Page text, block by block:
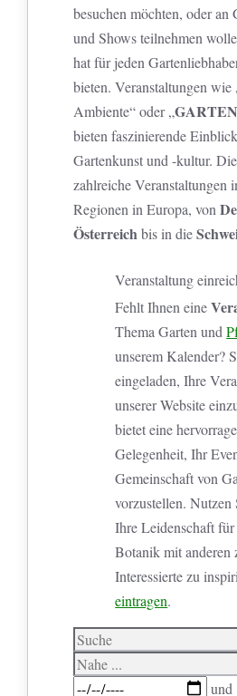
besuchen möchten, oder an
und Shows teilnehmen
hat für jeden
bieten. Veranstaltungen
Ambiente“ oder „
bieten faszinierende
Gartenkunst und -kultur.
zahlreiche Veranstaltungen
Regionen in Europa, von
Österreichbis in die
Veranstaltung
Fehlt Ihnen eine
Thema Garten und
unserem Kalender?
eingeladen, Ihre
unserer Website
bietet eine
Gelegenheit, Ihr
Gemeinschaft von
vorzustellen. Nutzen
Ihre Leidenschaft
Botanik mit anderen
Interessierte zu
eintragen.
Suche
Nahe
...
Daten und